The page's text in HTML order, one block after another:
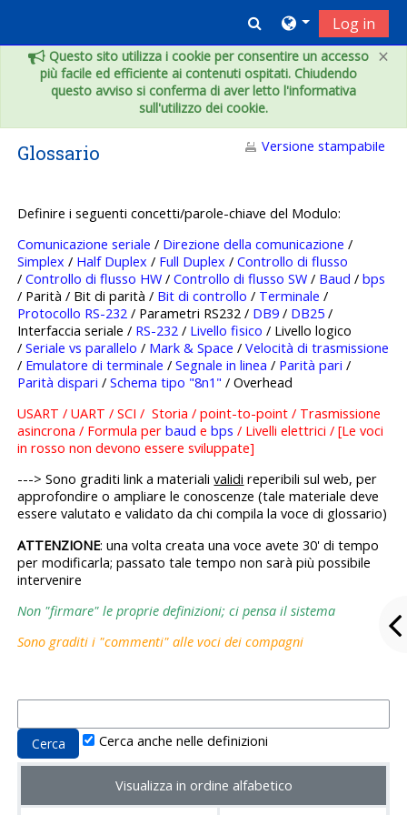
×
Questo sito utilizza i cookie per consentire un accesso
più facile ed efficiente ai contenuti ospitati. Chiudendo
questo avviso si conferma di aver letto l'informativa
sull'utilizzo dei cookie.
Toggle search
Log in
Glossario Versione stampabile
Definire i seguenti concetti/parole-chiave del Modulo:
Comunicazione seriale / Direzione della comunicazione /
Simplex / Half Duplex / Full Duplex /Controllo di flusso
/Controllo di flusso HW /Controllo di flusso SW / Baud /bps
/ Parità / Bit di parità / Bit di controllo / Terminale /
Protocollo RS-232 / Parametri RS232 / DB9 / DB25 /
Interfaccia seriale / RS-232 / Livello fisico / Livello logico
/Seriale vs parallelo / Mark & Space /Velocità di trasmissione
/ Emulatore di terminale /Segnale in linea / Parità pari /
Parità dispari /Schema tipo "8n1" / Overhead
USART / UART / SCI / Storia / point-to-point / Trasmissione
asincrona / Formula perbaud ebps / Livelli elettrici / [Le voci
in rosso non devono essere sviluppate]
---> Sono graditi link a materialivalidi reperibili sul web, per
approfondire o ampliare le conoscenze (tale materiale deve
essere valutato e validato da chi compila la voce di glossario)
ATTENZIONE: una volta creata una voce avete 30' di tempo
per modificarla; passato tale tempo non sarà più possibile
intervenire
Non "firmare" le proprie definizioni; ci pensa il sistema
Sono graditi i "commenti" alle voci dei compagni
Cerca anche nelle definizioni
Visualizza in ordine alfabetico